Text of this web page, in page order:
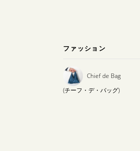
ファッション
Chief de Bag
(チーフ・デ・バッグ)